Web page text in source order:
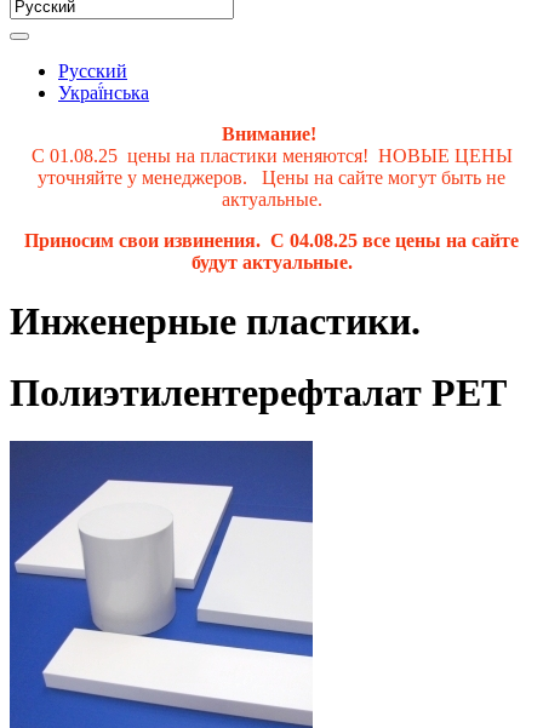
Русский
Украї́нська
Внимание!
С 01.08.25 цены на пластики меняются! НОВЫЕ ЦЕНЫ
уточняйте у менеджеров. Цены на сайте могут быть не
актуальные.
Приносим свои извинения. С 04.08.25 все цены на сайте
будут актуальные.
Инженерные пластики.
Полиэтилентерефталат PET